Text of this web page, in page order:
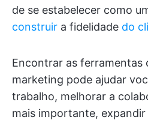
de se estabelecer como
construir a fidelidade do
Encontrar as ferramentas
marketing pode ajudar
trabalho, melhorar a
mais importante, expandir